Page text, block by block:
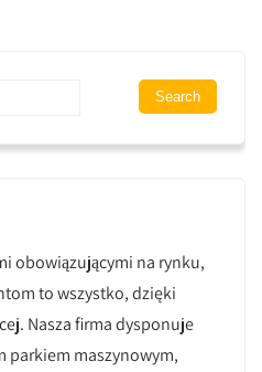
obowiązującymi na rynku,
to wszystko, dzięki
Nasza firma dysponuje
maszynowym,